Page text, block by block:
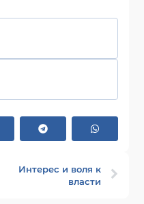
Интерес и воля к
власти